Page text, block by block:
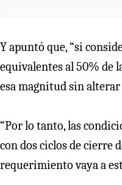
Y apuntó que, “si
equivalentes al 50% de
esa magnitud sin alterar
“Por lo tanto, las
con dos ciclos de cierre
requerimiento vaya a